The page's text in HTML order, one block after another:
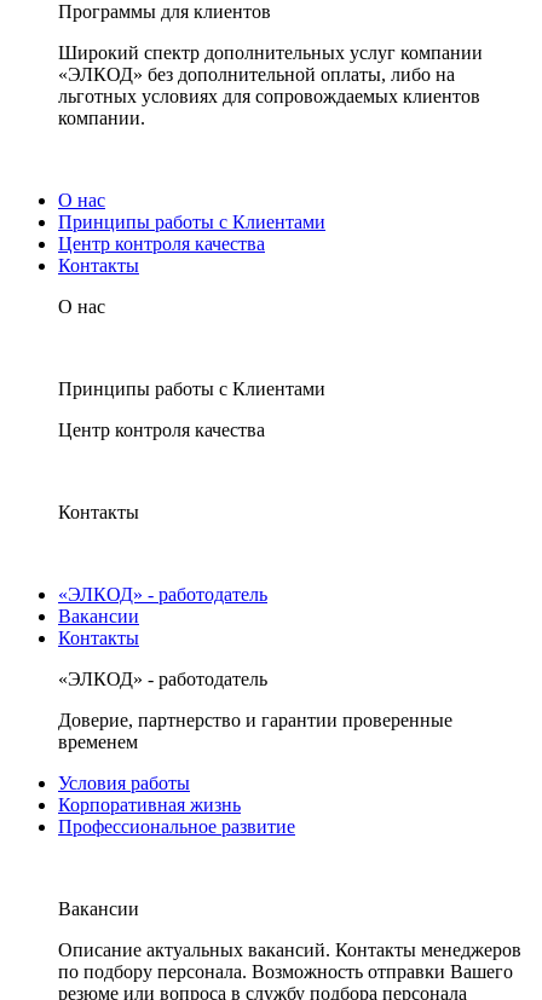
Программы для клиентов
Широкий спектр дополнительных услуг компании
«ЭЛКОД» без дополнительной оплаты, либо на
льготных условиях для сопровождаемых клиентов
компании.
О нас
Принципы работы с Клиентами
Центр контроля качества
Контакты
О нас
Принципы работы с Клиентами
Центр контроля качества
Контакты
«ЭЛКОД» - работодатель
Вакансии
Контакты
«ЭЛКОД» - работодатель
Доверие, партнерство и гарантии проверенные
временем
Условия работы
Корпоративная жизнь
Профессиональное развитие
Вакансии
Описание актуальных вакансий. Контакты менеджеров
по подбору персонала. Возможность отправки Вашего
резюме или вопроса в службу подбора персонала